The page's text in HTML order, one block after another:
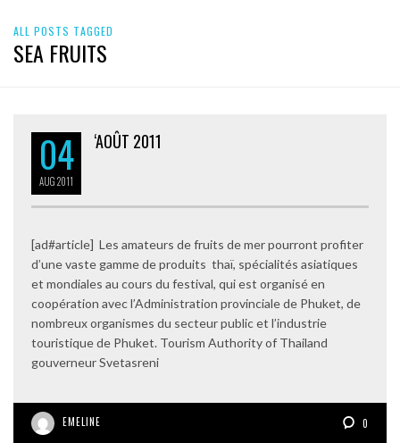
ALL POSTS TAGGED
SEA FRUITS
04
AUG2011
‘AOÛT 2011
[ad#article] Les amateurs de fruits de mer pourront profiter
d’une vaste gamme de produits thaï, spécialités asiatiques
et mondiales au cours du festival, qui est organisé en
coopération avec l’Administration provinciale de Phuket, de
nombreux organismes du secteur public et l’industrie
touristique de Phuket. Tourism Authority of Thailand
gouverneur Svetasreni
EMELINE 0